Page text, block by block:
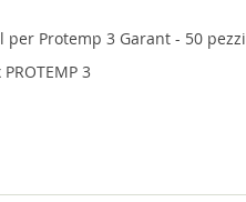
Protemp 3 Garant - 50 pezzi
3